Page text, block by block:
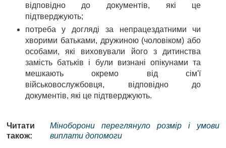
відповідно до документів, які це
підтверджують;
потреба у догляді за непрацездатними чи
хворими батьками, дружиною (чоловіком) або
особами, які виховували його з дитинства
замість батьків і були визнані опікунами та
мешкають окремо від сім'ї
військовослужбовця, відповідно до
документів, які це підтверджують.
Читати
також:
Міноборони переглянуло розмір і умови
виплати допомоги